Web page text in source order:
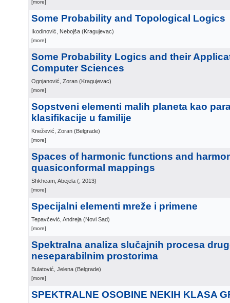
[more]
Some Probability and Topological Logics
Ikodinović, Nebojša (Kragujevac)
[more]
Some Probability Logics and their
Computer Sciences
Ognjanović, Zoran (Kragujevac)
[more]
Sopstveni elementi malih planeta kao
klasifikacije u familije
Knežević, Zoran (Belgrade)
[more]
Spaces of harmonic functions and
quasiconformal mappings
Shkheam, Abejela ( , 2013)
[more]
Specijalni elementi mreže i primene
Tepavčević, Andreja (Novi Sad)
[more]
Spektralna analiza slučajnih procesa
neseparabilnim prostorima
Bulatović, Jelena (Belgrade)
[more]
SPEKTRALNE OSOBINE NEKIH KLASA